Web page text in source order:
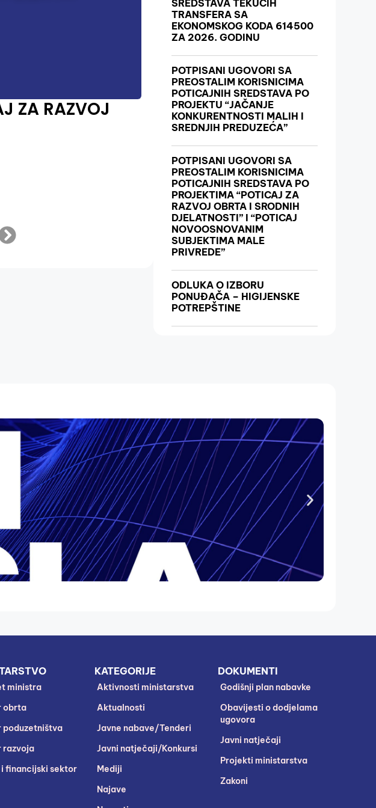
ZA RAZVOJ
SREDSTAVA TEKUĆIH
TRANSFERA SA
EKONOMSKOG KODA 614500
ZA 2026. GODINU
POTPISANI UGOVORI SA
PREOSTALIM KORISNICIMA
POTICAJNIH SREDSTAVA PO
PROJEKTU “JAČANJE
KONKURENTNOSTI MALIH I
SREDNJIH PREDUZEĆA”
POTPISANI UGOVORI SA
PREOSTALIM KORISNICIMA
POTICAJNIH SREDSTAVA PO
PROJEKTIMA “POTICAJ ZA
RAZVOJ OBRTA I SRODNIH
DJELATNOSTI” I “POTICAJ
NOVOOSNOVANIM
SUBJEKTIMA MALE
PRIVREDE”
ODLUKA O IZBORU
PONUĐAČA – HIGIJENSKE
POTREPŠTINE
ministra
obrta
poduzetništva
razvoja
i financijski sektor
KATEGORIJE
Aktivnosti ministarstva
Aktualnosti
Javne nabave/Tenderi
Javni natječaji/Konkursi
Mediji
Najave
DOKUMENTI
Godišnji plan nabavke
Obavijesti o dodjelama
ugovora
Javni natječaji
Projekti ministarstva
Zakoni